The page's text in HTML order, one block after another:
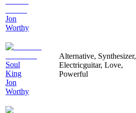
Jon
Worthy
Soul
King
Jon
Worthy
Alternative, Synthesizer,
Electricguitar, Love,
Powerful